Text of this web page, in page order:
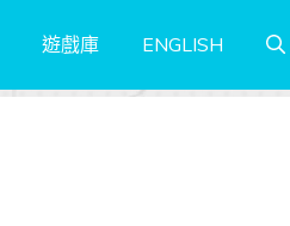
遊戲庫 ENGLISH